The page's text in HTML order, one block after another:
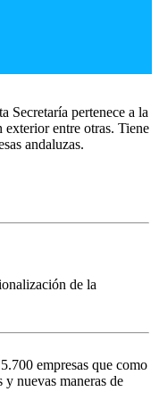
Secretaría pertenece a la
entre otras. Tiene
andaluzas.
de la
empresas que como
nuevas maneras de